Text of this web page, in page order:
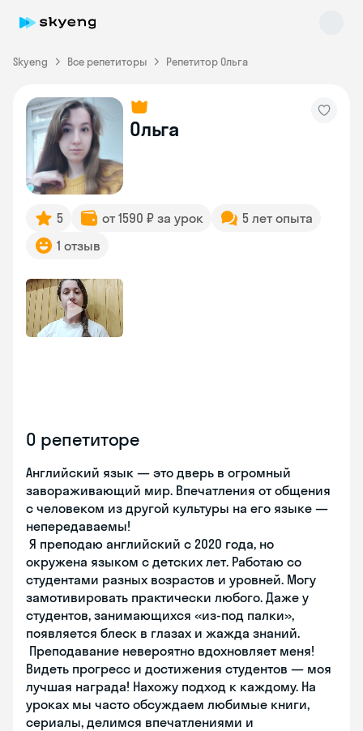
Skyeng Все репетиторы Репетитор Ольга
Ольга
5 от 1590 ₽ за урок
5 лет опыта
1 отзыв
О репетиторе
Английский язык — это дверь в огромный
завораживающий мир. Впечатления от общения
с человеком из другой культуры на его языке —
непередаваемы!
Я преподаю английский с 2020 года, но
окружена языком с детских лет. Работаю со
студентами разных возрастов и уровней. Могу
замотивировать практически любого. Даже у
студентов, занимающихся «из-под палки»,
появляется блеск в глазах и жажда знаний.
Преподавание невероятно вдохновляет меня!
Видеть прогресс и достижения студентов — моя
лучшая награда! Нахожу подход к каждому. На
уроках мы часто обсуждаем любимые книги,
сериалы, делимся впечатлениями и
Skyeng Chat
online